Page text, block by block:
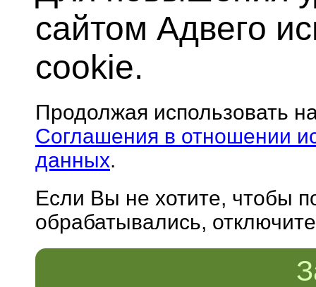
сайтом Адвего
cookie.
Продолжая использовать
Соглашения в отношении
данных.
Если Вы не хотите, чтобы
обрабатывались,